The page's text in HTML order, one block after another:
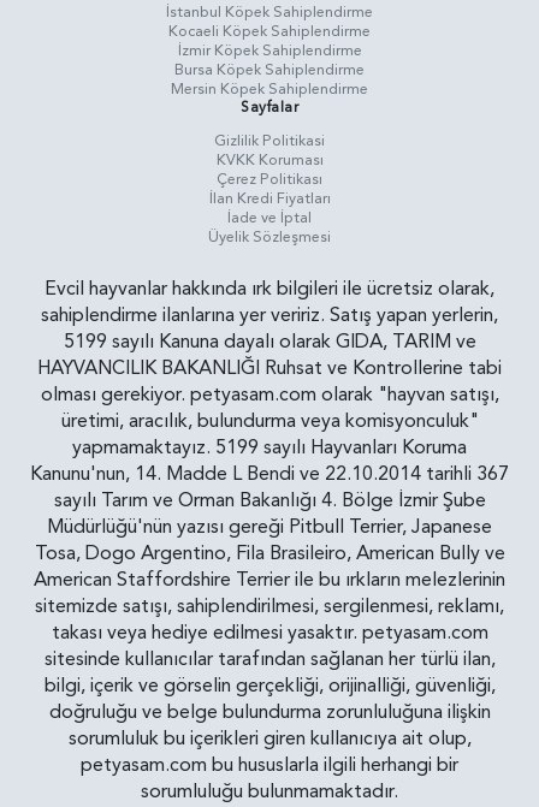
İstanbul Köpek Sahiplendirme
Kocaeli Köpek Sahiplendirme
İzmir Köpek Sahiplendirme
Bursa Köpek Sahiplendirme
Mersin Köpek Sahiplendirme
Sayfalar
Gizlilik Politikasi
KVKK Koruması
Çerez Politikası
İlan Kredi Fiyatları
İade ve İptal
Üyelik Sözleşmesi
Evcil hayvanlar hakkında ırk bilgileri ile ücretsiz olarak,
sahiplendirme ilanlarına yer veririz. Satış yapan yerlerin,
5199 sayılı Kanuna dayalı olarak GIDA, TARIM ve
HAYVANCILIK BAKANLIĞI Ruhsat ve Kontrollerine tabi
olması gerekiyor. petyasam.com olarak "hayvan satışı,
üretimi, aracılık, bulundurma veya komisyonculuk"
yapmamaktayız. 5199 sayılı Hayvanları Koruma
Kanunu'nun, 14. Madde L Bendi ve 22.10.2014 tarihli 367
sayılı Tarım ve Orman Bakanlığı 4. Bölge İzmir Şube
Müdürlüğü'nün yazısı gereği Pitbull Terrier, Japanese
Tosa, Dogo Argentino, Fila Brasileiro, American Bully ve
American Staffordshire Terrier ile bu ırkların melezlerinin
sitemizde satışı, sahiplendirilmesi, sergilenmesi, reklamı,
takası veya hediye edilmesi yasaktır. petyasam.com
sitesinde kullanıcılar tarafından sağlanan her türlü ilan,
bilgi, içerik ve görselin gerçekliği, orijinalliği, güvenliği,
doğruluğu ve belge bulundurma zorunluluğuna ilişkin
sorumluluk bu içerikleri giren kullanıcıya ait olup,
petyasam.com bu hususlarla ilgili herhangi bir
sorumluluğu bulunmamaktadır.